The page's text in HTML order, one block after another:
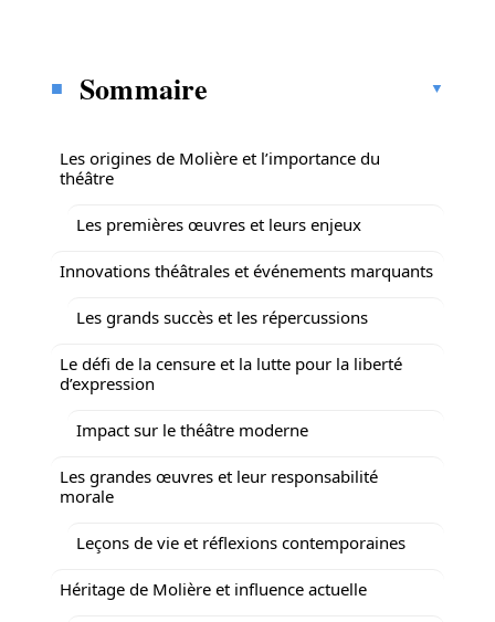
Sommaire
Les origines de Molière et l’importance du
théâtre
Les premières œuvres et leurs enjeux
Innovations théâtrales et événements marquants
Les grands succès et les répercussions
Le défi de la censure et la lutte pour la liberté
d’expression
Impact sur le théâtre moderne
Les grandes œuvres et leur responsabilité
morale
Leçons de vie et réflexions contemporaines
Héritage de Molière et influence actuelle